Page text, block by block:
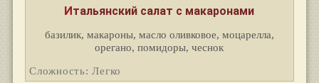
Итальянский салат с макаронами
базилик, макароны, масло оливковое, моцарелла,
орегано, помидоры, чеснок
Сложность: Легко